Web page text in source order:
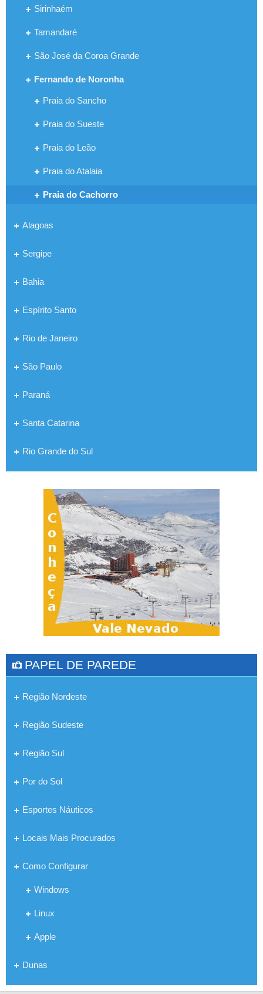
Sirinhaém
Tamandaré
São José da Coroa Grande
Fernando de Noronha
Praia do Sancho
Praia do Sueste
Praia do Leão
Praia do Atalaia
Praia do Cachorro
Alagoas
Sergipe
Bahia
Espírito Santo
Rio de Janeiro
São Paulo
Paraná
Santa Catarina
Rio Grande do Sul
PAPEL DE PAREDE
Região Nordeste
Região Sudeste
Região Sul
Por do Sol
Esportes Náuticos
Locais Mais Procurados
Como Configurar
Windows
Linux
Apple
Dunas